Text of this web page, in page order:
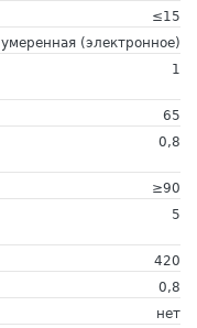
≤15
умеренная (электронное)
1
65
0,8
≥90
5
420
0,8
нет